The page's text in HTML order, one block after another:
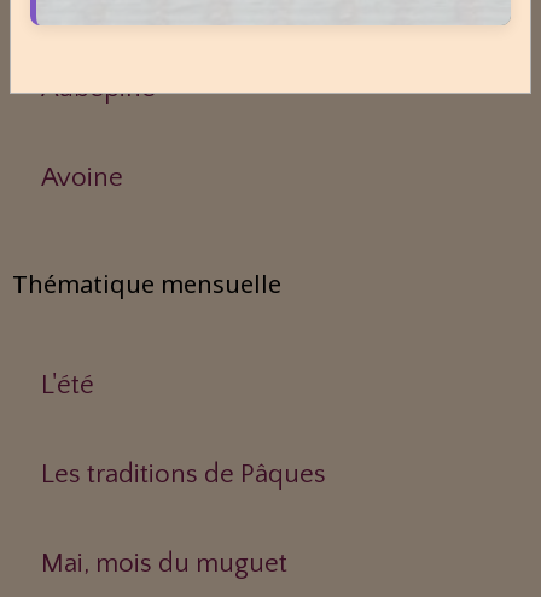
Aubépine
Avoine
Thématique mensuelle
L'été
Les traditions de Pâques
Mai, mois du muguet